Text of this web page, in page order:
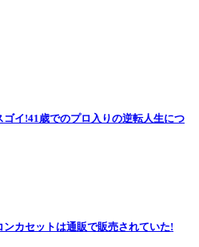
イ!41歳でのプロ入りの逆転人生につ
ンカセットは通販で販売されていた!